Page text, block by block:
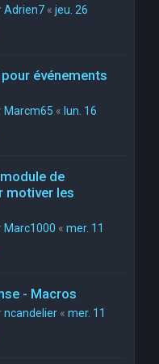
Adrien7 « jeu. 26
événements
Marcm65 « lun. 16
de
motiver les
Marc1000 « mer. 11
- Macros
ncandelier « mer. 11